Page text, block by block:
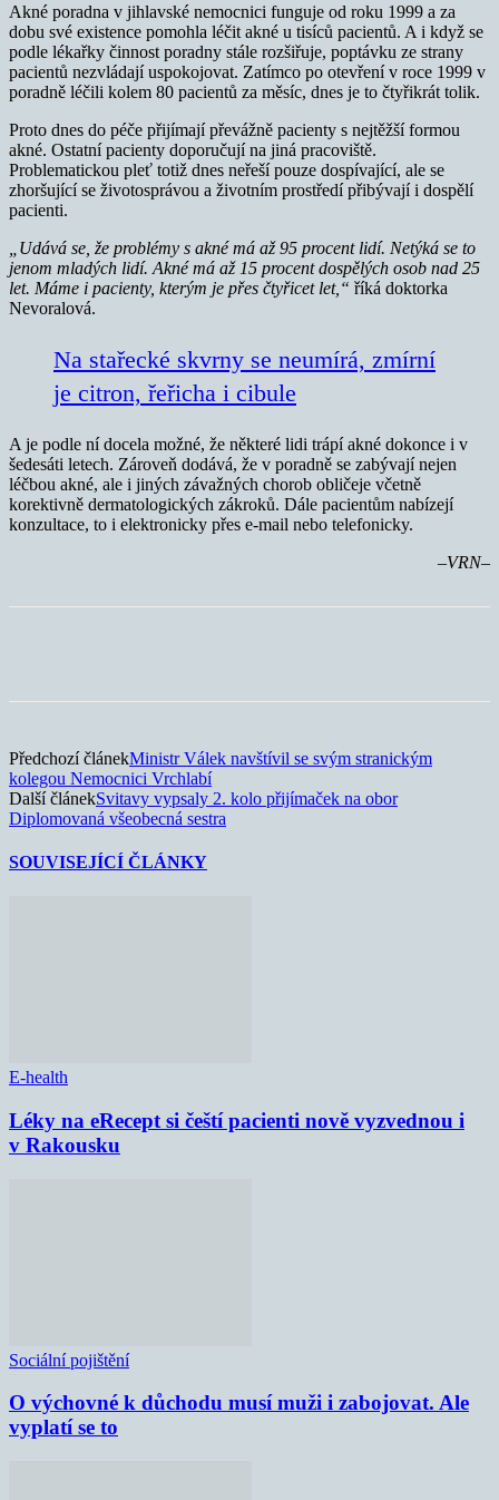
Akné poradna v jihlavské nemocnici funguje od roku 1999 a za
dobu své existence pomohla léčit akné u tisíců pacientů. A i když se
podle lékařky činnost poradny stále rozšiřuje, poptávku ze strany
pacientů nezvládají uspokojovat. Zatímco po otevření v roce 1999 v
poradně léčili kolem 80 pacientů za měsíc, dnes je to čtyřikrát tolik.
Proto dnes do péče přijímají převážně pacienty s nejtěžší formou
akné. Ostatní pacienty doporučují na jiná pracoviště.
Problematickou pleť totiž dnes neřeší pouze dospívající, ale se
zhoršující se životosprávou a životním prostředí přibývají i dospělí
pacienti.
„Udává se, že problémy s akné má až 95 procent lidí. Netýká se to
jenom mladých lidí. Akné má až 15 procent dospělých osob nad 25
let. Máme i pacienty, kterým je přes čtyřicet let,“ říká doktorka
Nevoralová.
Na stařecké skvrny se neumírá, zmírní
je citron, řeřicha i cibule
A je podle ní docela možné, že některé lidi trápí akné dokonce i v
šedesáti letech. Zároveň dodává, že v poradně se zabývají nejen
léčbou akné, ale i jiných závažných chorob obličeje včetně
korektivně dermatologických zákroků. Dále pacientům nabízejí
konzultace, to i elektronicky přes e-mail nebo telefonicky.
–VRN–
Předchozí článekMinistr Válek navštívil se svým stranickým
kolegou Nemocnici Vrchlabí
Další článekSvitavy vypsaly 2. kolo přijímaček na obor
Diplomovaná všeobecná sestra
SOUVISEJÍCÍ ČLÁNKY
E-health
Léky na eRecept si čeští pacienti nově vyzvednou i
v Rakousku
Sociální pojištění
O výchovné k důchodu musí muži i zabojovat. Ale
vyplatí se to